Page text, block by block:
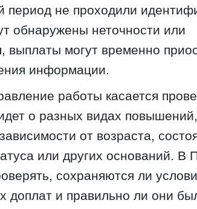
период не проходили
обнаружены неточности или
выплаты могут временно
информации.
работы касается
о разных видах
от возраста,
или других оснований. В
сохраняются ли
доплат и правильно ли они